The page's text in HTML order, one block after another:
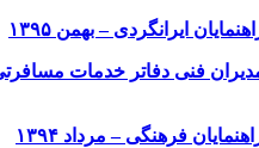
ایرانگردی – بهمن ۱۳۹۵
فنی دفاتر خدمات
فرهنگی – مرداد ۱۳۹۴